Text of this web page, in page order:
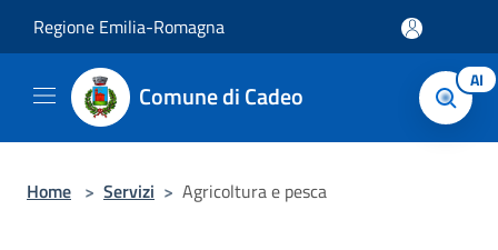
Regione Emilia-Romagna
Comune di Cadeo AI
Home > Servizi > Agricoltura e pesca